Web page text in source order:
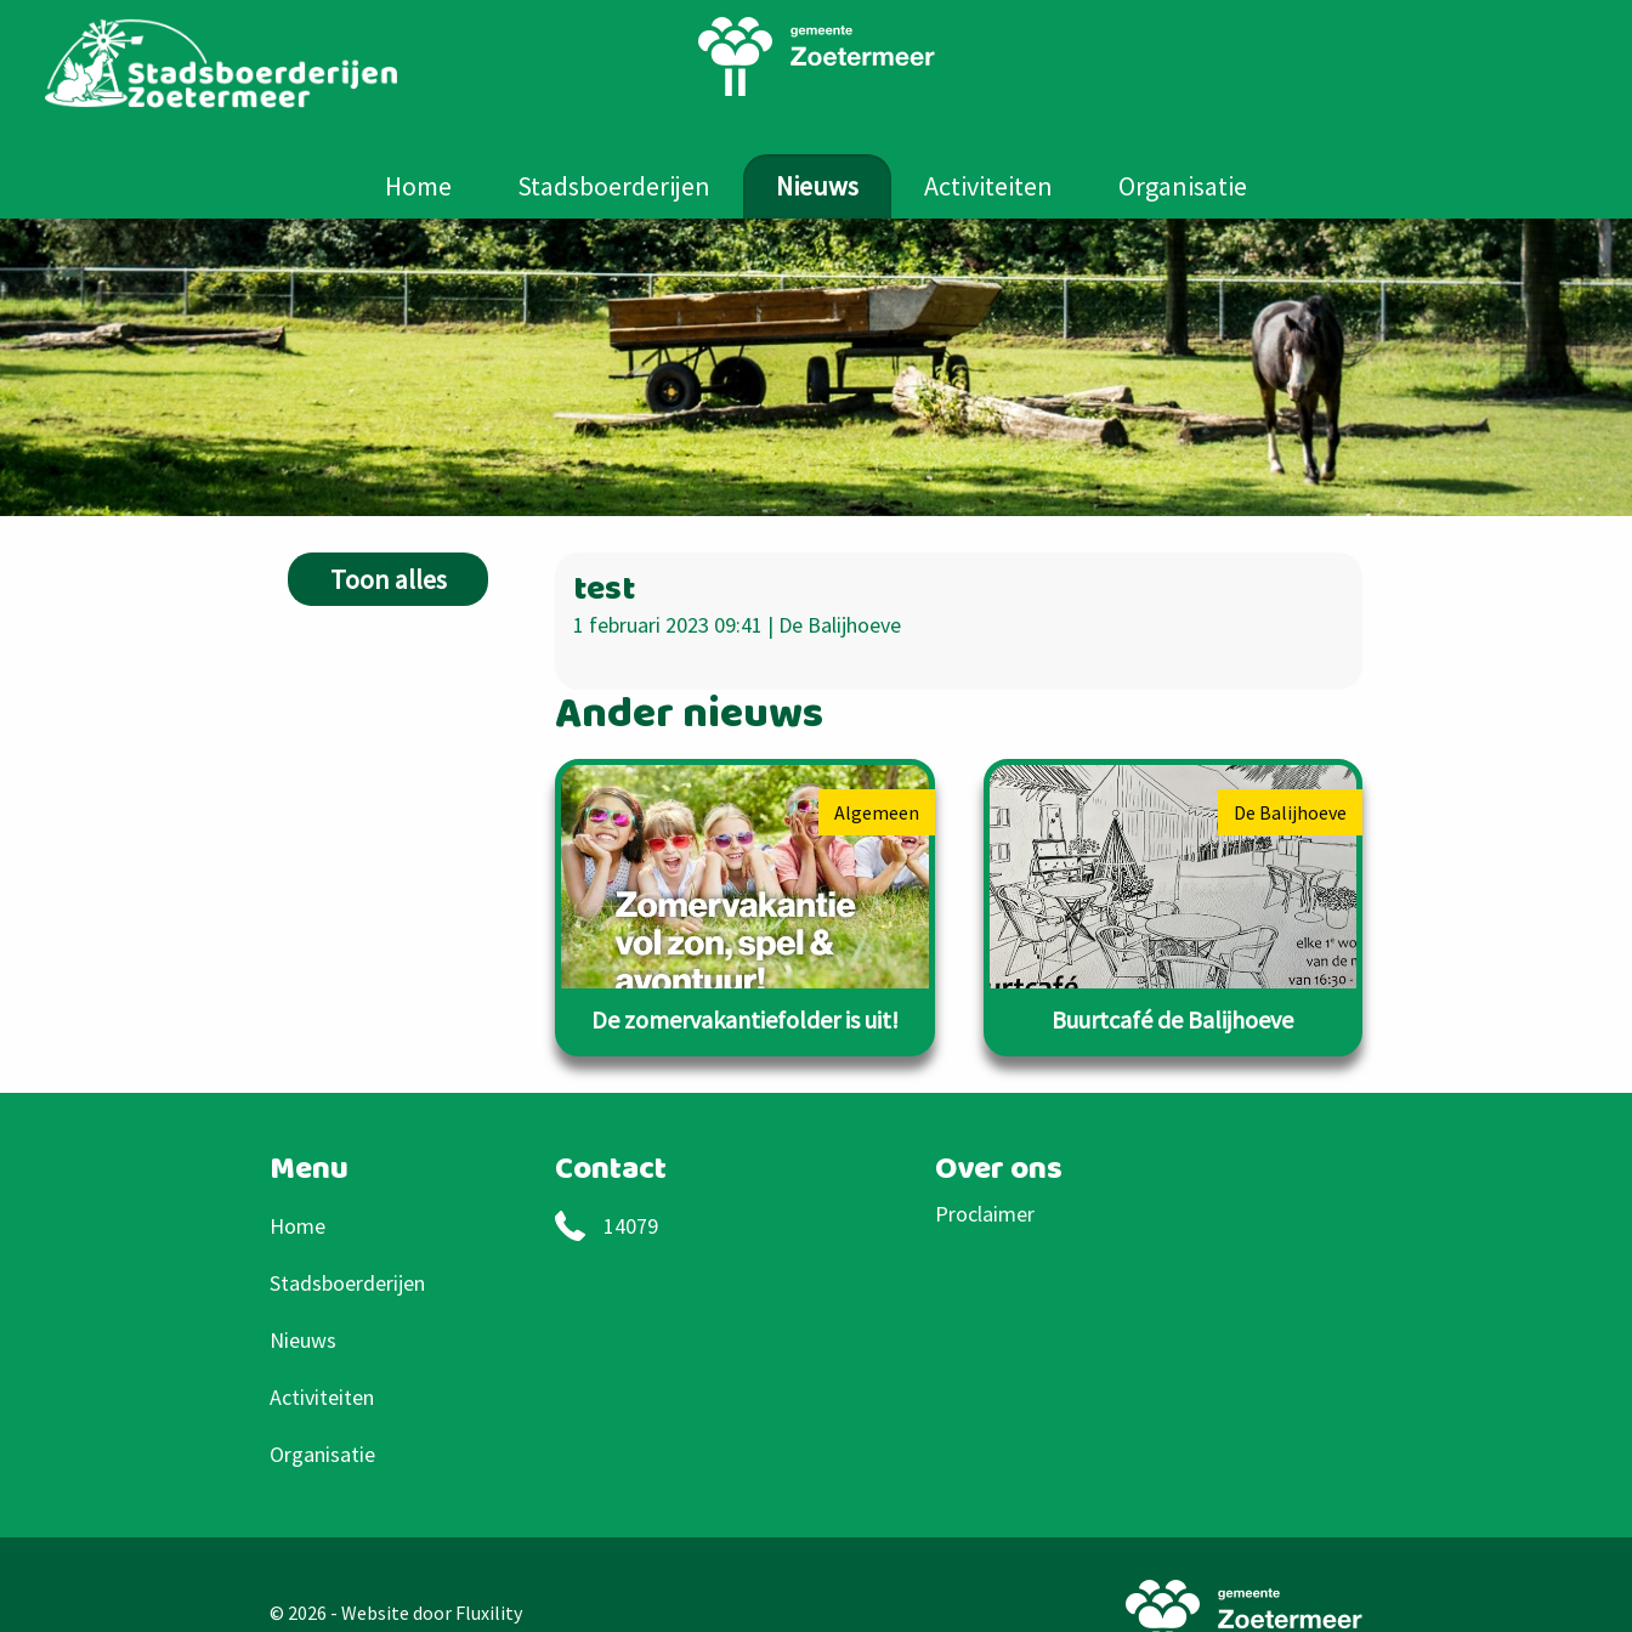
Home Stadsboerderijen Nieuws Activiteiten Organisatie
test
1 februari 2023 09:41 | De Balijhoeve
Ander nieuws
De zomervakantiefolder is uit!
Algemeen
Buurtcafé de Balijhoeve
De Balijhoeve
Toon alles
Menu
Home
Stadsboerderijen
Nieuws
Activiteiten
Organisatie
Contact
14079
Over ons
Proclaimer
© 2026 - Website door Fluxility